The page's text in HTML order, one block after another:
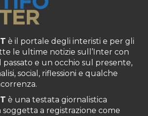
è il portale degli interisti e per gli
le ultime notizie sull’Inter con
e un occhio sul presente,
social, riflessioni e qualche
è una testata giornalistica
a registrazione come